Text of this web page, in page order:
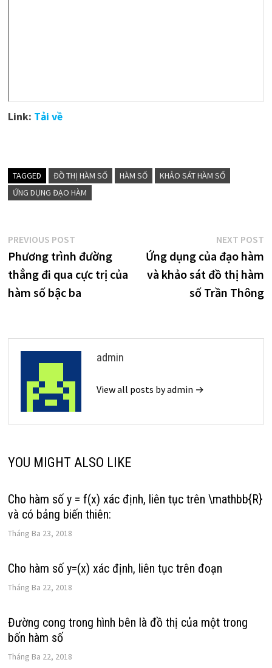
Link: Tải về
TAGGED ĐỒ THỊ HÀM SỐ HÀM SỐ
KHẢO SÁT HÀM SỐ
ỨNG DỤNG ĐẠO HÀM
Điều
hướng
bài
PREVIOUS POSTPrevious
post:
Phương trình đường
thẳng đi qua cực trị của
hàm số bậc ba
NEXT POST
Ứng dụng của đạo hàm
và khảo sát đồ thị hàm
số Trần Thông
admin
View all posts by admin →
YOU MIGHT ALSO LIKE
Cho hàm số y = f(x) xác định, liên tục trên \mathbb{R}
và có bảng biến thiên:
Tháng Ba 23, 2018
Cho hàm số y=(x) xác định, liên tục trên đoạn
Tháng Ba 22, 2018
Đường cong trong hình bên là đồ thị của một trong
bốn hàm số
Tháng Ba 22, 2018